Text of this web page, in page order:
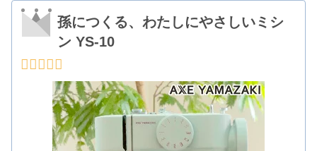
孫につくる、わたしにやさしいミシ
ン YS-10